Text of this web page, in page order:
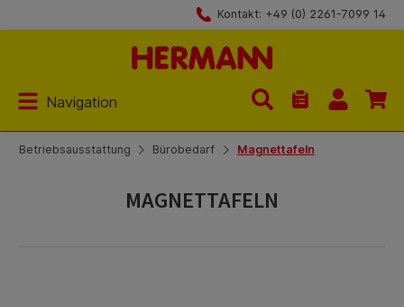
Kontakt: +49 (0) 2261-7099 14
Navigation
Du hast 0
Betriebsausstattung Bürobedarf Magnettafeln
MAGNETTAFELN